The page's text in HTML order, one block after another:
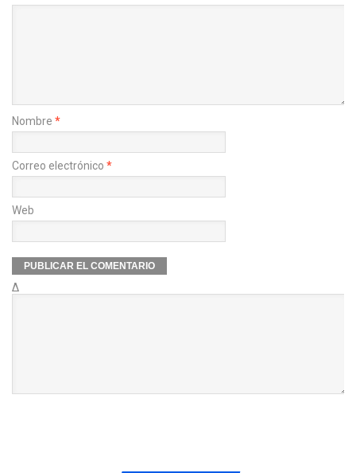
Nombre *
Correo electrónico *
Web
Δ